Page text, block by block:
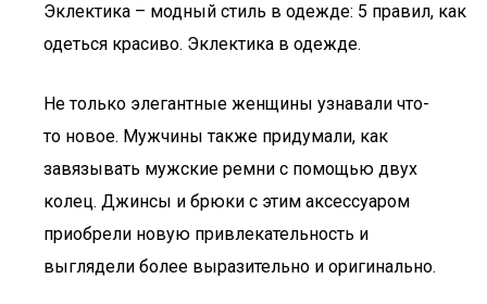
Эклектика – модный стиль в одежде: 5 правил, как
одеться красиво. Эклектика в одежде.
Не только элегантные женщины узнавали что-
то новое. Мужчины также придумали, как
завязывать мужские ремни с помощью двух
колец. Джинсы и брюки с этим аксессуаром
приобрели новую привлекательность и
выглядели более выразительно и оригинально.